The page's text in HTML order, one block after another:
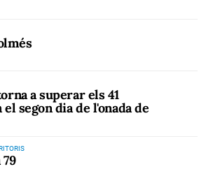
a superar els 41
el segon dia de l'onada de